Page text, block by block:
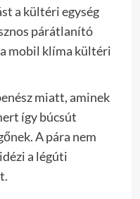
a kültéri egység
párátlanító
mobil klíma kültéri
miatt, aminek
így búcsút
A pára nem
a légúti